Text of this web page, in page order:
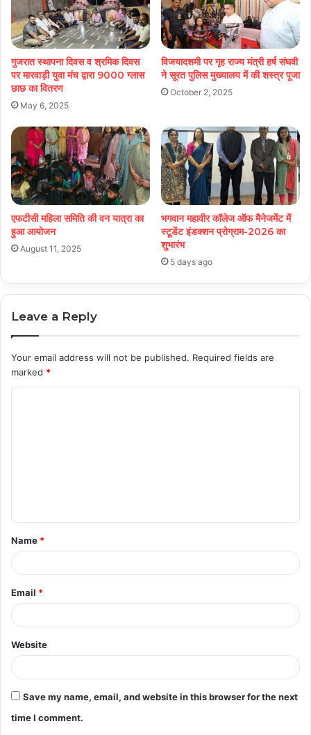
गुजरात स्थापना दिवस व श्रमिक दिवस
पर मारवाड़ी युवा मंच द्वारा 9000 ग्लास
छाछ का वितरण
May 6, 2025
विजयादशमी पर गृह राज्य मंत्री हर्ष संघवी
ने सूरत पुलिस मुख्यालय में की शस्त्र पूजा
October 2, 2025
एफटीसी महिला समिति की वन यात्रा का
हुआ आयोजन
August 11, 2025
भगवान महावीर कॉलेज ऑफ मैनेजमेंट में
स्टूडेंट इंडक्शन प्रोग्राम-2026 का
शुभारंभ
5 days ago
Leave a Reply
Your email address will not be published. Required fields are
marked *
t
*
Name *
Email *
Website
Save my name, email, and website in this browser for the next
time I comment.